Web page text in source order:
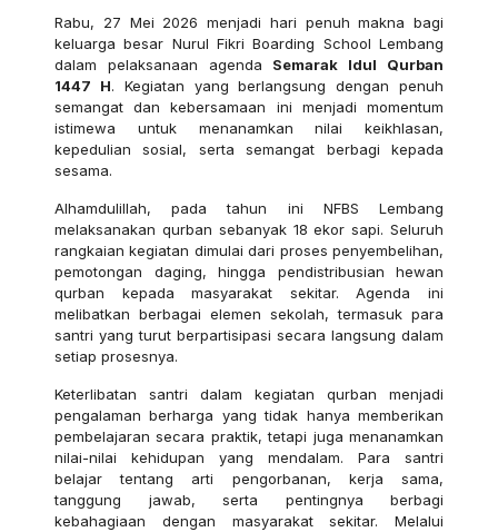
Rabu, 27 Mei 2026 menjadi hari penuh makna bagi
keluarga besar Nurul Fikri Boarding School Lembang
dalam pelaksanaan agenda Semarak Idul Qurban
1447 H. Kegiatan yang berlangsung dengan penuh
semangat dan kebersamaan ini menjadi momentum
istimewa untuk menanamkan nilai keikhlasan,
kepedulian sosial, serta semangat berbagi kepada
sesama.
Alhamdulillah, pada tahun ini NFBS Lembang
melaksanakan qurban sebanyak 18 ekor sapi. Seluruh
rangkaian kegiatan dimulai dari proses penyembelihan,
pemotongan daging, hingga pendistribusian hewan
qurban kepada masyarakat sekitar. Agenda ini
melibatkan berbagai elemen sekolah, termasuk para
santri yang turut berpartisipasi secara langsung dalam
setiap prosesnya.
Keterlibatan santri dalam kegiatan qurban menjadi
pengalaman berharga yang tidak hanya memberikan
pembelajaran secara praktik, tetapi juga menanamkan
nilai-nilai kehidupan yang mendalam. Para santri
belajar tentang arti pengorbanan, kerja sama,
tanggung jawab, serta pentingnya berbagi
kebahagiaan dengan masyarakat sekitar. Melalui